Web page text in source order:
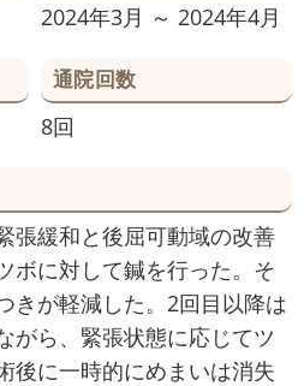
2024年3月 ～ 2024年4月
通院回数
8回
張緩和と後屈可動域の改善
ボに対して鍼を行った。そ
きが軽減した。2回目以降は
がら、緊張状態に応じてツ
後に一時的にめまいは消失